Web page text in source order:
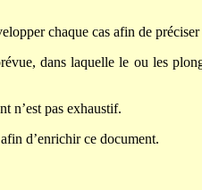
chaque cas afin de
dans laquelle le ou les
n’est pas exhaustif.
d’enrichir ce document.